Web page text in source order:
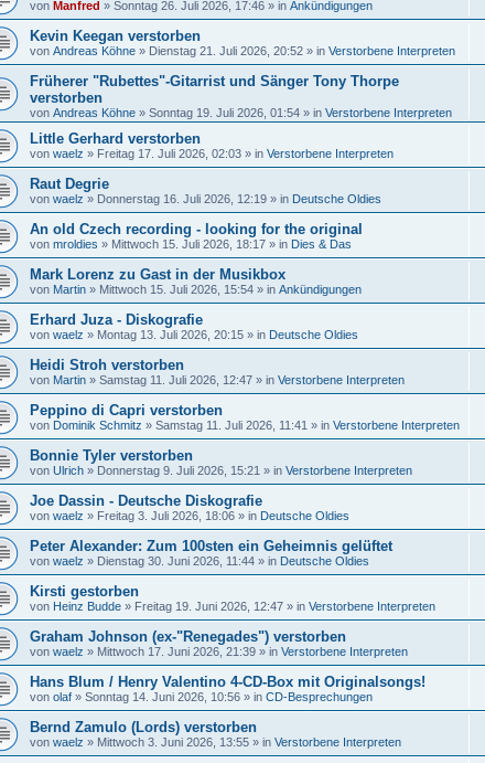
von Manfred » Sonntag 26. Juli 2026, 17:46 » in Ankündigungen
Kevin Keegan verstorben
von Andreas Köhne » Dienstag 21. Juli 2026, 20:52 » in Verstorbene Interpreten
Früherer "Rubettes"-Gitarrist und Sänger Tony Thorpe
verstorben
von Andreas Köhne » Sonntag 19. Juli 2026, 01:54 » in Verstorbene Interpreten
Little Gerhard verstorben
von waelz » Freitag 17. Juli 2026, 02:03 » in Verstorbene Interpreten
Raut Degrie
von waelz » Donnerstag 16. Juli 2026, 12:19 » in Deutsche Oldies
An old Czech recording - looking for the original
von mroldies » Mittwoch 15. Juli 2026, 18:17 » in Dies & Das
Mark Lorenz zu Gast in der Musikbox
von Martin » Mittwoch 15. Juli 2026, 15:54 » in Ankündigungen
Erhard Juza - Diskografie
von waelz » Montag 13. Juli 2026, 20:15 » in Deutsche Oldies
Heidi Stroh verstorben
von Martin » Samstag 11. Juli 2026, 12:47 » in Verstorbene Interpreten
Peppino di Capri verstorben
von Dominik Schmitz » Samstag 11. Juli 2026, 11:41 » in Verstorbene Interpreten
Bonnie Tyler verstorben
von Ulrich » Donnerstag 9. Juli 2026, 15:21 » in Verstorbene Interpreten
Joe Dassin - Deutsche Diskografie
von waelz » Freitag 3. Juli 2026, 18:06 » in Deutsche Oldies
Peter Alexander: Zum 100sten ein Geheimnis gelüftet
von waelz » Dienstag 30. Juni 2026, 11:44 » in Deutsche Oldies
Kirsti gestorben
von Heinz Budde » Freitag 19. Juni 2026, 12:47 » in Verstorbene Interpreten
Graham Johnson (ex-"Renegades") verstorben
von waelz » Mittwoch 17. Juni 2026, 21:39 » in Verstorbene Interpreten
Hans Blum / Henry Valentino 4-CD-Box mit Originalsongs!
von olaf » Sonntag 14. Juni 2026, 10:56 » in CD-Besprechungen
Bernd Zamulo (Lords) verstorben
von waelz » Mittwoch 3. Juni 2026, 13:55 » in Verstorbene Interpreten